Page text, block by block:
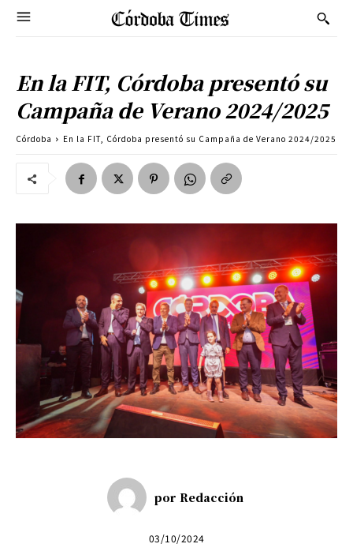
En la FIT, Córdoba presentó su
Campaña de Verano 2024/2025
Córdoba En la FIT, Córdoba presentó su Campaña de Verano 2024/2025
por Redacción
03/10/2024